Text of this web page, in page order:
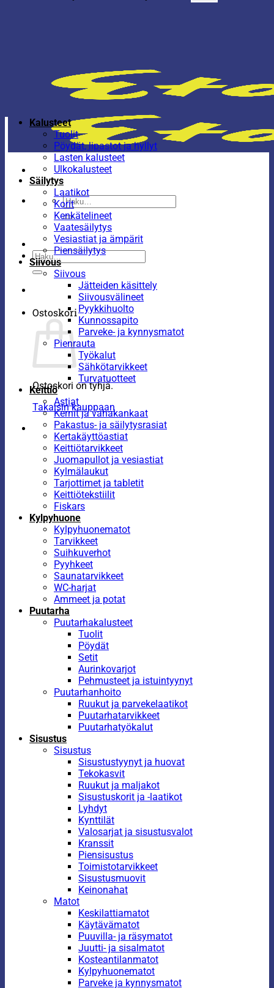
Etsi:
Etsi:
Ostoskori
Ostoskori on tyhjä.
Takaisin kauppaan
Kalusteet
Tuolit
Pöydät, lipastot ja hyllyt
Lasten kalusteet
Ulkokalusteet
Säilytys
Laatikot
Korit
Kenkätelineet
Vaatesäilytys
Vesiastiat ja ämpärit
Piensäilytys
Siivous
Siivous
Jätteiden käsittely
Siivousvälineet
Pyykkihuolto
Kunnossapito
Parveke- ja kynnysmatot
Pienrauta
Työkalut
Sähkötarvikkeet
Turvatuotteet
Keittiö
Astiat
Kernit ja vahakankaat
Pakastus- ja säilytysrasiat
Kertakäyttöastiat
Keittiötarvikkeet
Juomapullot ja vesiastiat
Kylmälaukut
Tarjottimet ja tabletit
Keittiötekstiilit
Fiskars
Kylpyhuone
Kylpyhuonematot
Tarvikkeet
Suihkuverhot
Pyyhkeet
Saunatarvikkeet
WC-harjat
Ammeet ja potat
Puutarha
Puutarhakalusteet
Tuolit
Pöydät
Setit
Aurinkovarjot
Pehmusteet ja istuintyynyt
Puutarhanhoito
Ruukut ja parvekelaatikot
Puutarhatarvikkeet
Puutarhatyökalut
Sisustus
Sisustus
Sisustustyynyt ja huovat
Tekokasvit
Ruukut ja maljakot
Sisustuskorit ja -laatikot
Lyhdyt
Kynttilät
Valosarjat ja sisustusvalot
Kranssit
Piensisustus
Toimistotarvikkeet
Sisustusmuovit
Keinonahat
Matot
Keskilattiamatot
Käytävämatot
Puuvilla- ja räsymatot
Juutti- ja sisalmatot
Kosteantilanmatot
Kylpyhuonematot
Parveke ja kynnysmatot